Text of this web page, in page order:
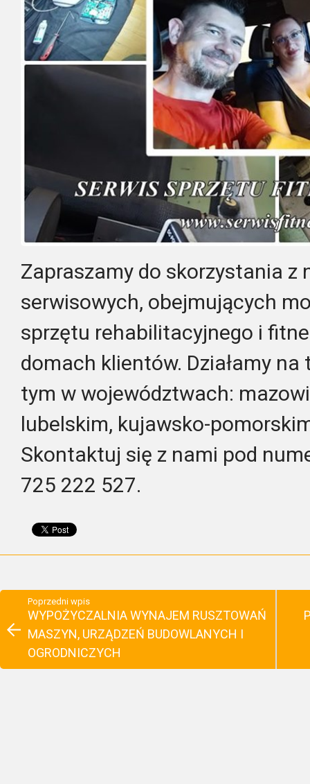
Zapraszamy do skorzystania z
serwisowych, obejmujących
sprzętu rehabilitacyjnego i
domach klientów. Działamy na
tym w województwach:
lubelskim, kujawsko-
Skontaktuj się z nami pod
725 222 527.
Poprzedni wpis
WYPOŻYCZALNIA WYNAJEM RUSZTOWAŃ
MASZYN, URZĄDZEŃ BUDOWLANYCH I
OGRODNICZYCH